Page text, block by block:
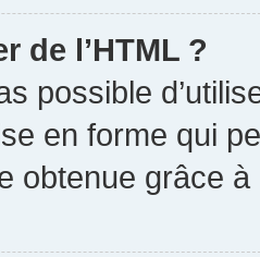
de l’HTML ?
possible
en forme qui
obtenue grâce à